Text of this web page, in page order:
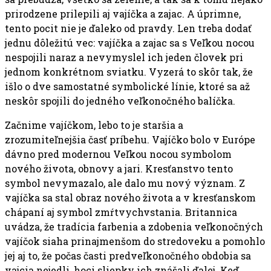
prirodzene prilepili aj vajíčka a zajac. A úprimne,
tento pocit nie je ďaleko od pravdy. Len treba dodať
jednu dôležitú vec: vajíčka a zajac sa s Veľkou nocou
nespojili naraz a nevymyslel ich jeden človek pri
jednom konkrétnom sviatku. Vyzerá to skôr tak, že
išlo o dve samostatné symbolické línie, ktoré sa až
neskôr spojili do jedného veľkonočného balíčka.
Začnime vajíčkom, lebo to je staršia a
zrozumiteľnejšia časť príbehu. Vajíčko bolo v Európe
dávno pred modernou Veľkou nocou symbolom
nového života, obnovy a jari. Kresťanstvo tento
symbol nevymazalo, ale dalo mu nový význam. Z
vajíčka sa stal obraz nového života a v kresťanskom
chápaní aj symbol zmŕtvychvstania. Britannica
uvádza, že tradícia farbenia a zdobenia veľkonočných
vajíčok siaha prinajmenšom do stredoveku a pomohlo
jej aj to, že počas časti predveľkonočného obdobia sa